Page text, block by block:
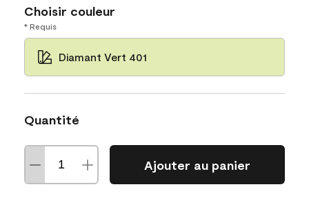
Choisir couleur
* Requis
Diamant Vert 401
Quantité
Ajouter au panier